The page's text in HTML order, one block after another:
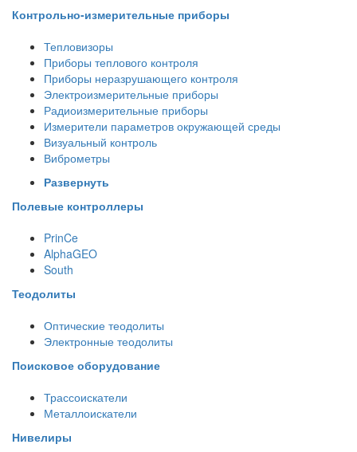
Контрольно-измерительные приборы
Тепловизоры
Приборы теплового контроля
Приборы неразрушающего контроля
Электроизмерительные приборы
Радиоизмерительные приборы
Измерители параметров окружающей среды
Визуальный контроль
Виброметры
Развернуть
Полевые контроллеры
PrinCe
AlphaGEO
South
Теодолиты
Оптические теодолиты
Электронные теодолиты
Поисковое оборудование
Трассоискатели
Металлоискатели
Нивелиры